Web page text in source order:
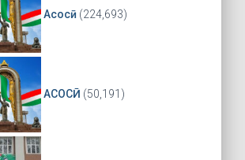
Асосӣ (224,693)
АСОСӢ (50,191)